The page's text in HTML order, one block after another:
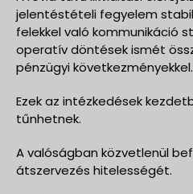
jelentéstételi fegyelem
felekkel való kommunikáció
operatív döntések ismét
pénzügyi következményekkel.
Ezek az intézkedések
tűnhetnek.
A valóságban közvetlenül
átszervezés hitelességét.